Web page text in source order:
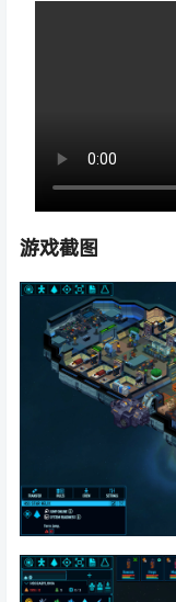
游戏截图